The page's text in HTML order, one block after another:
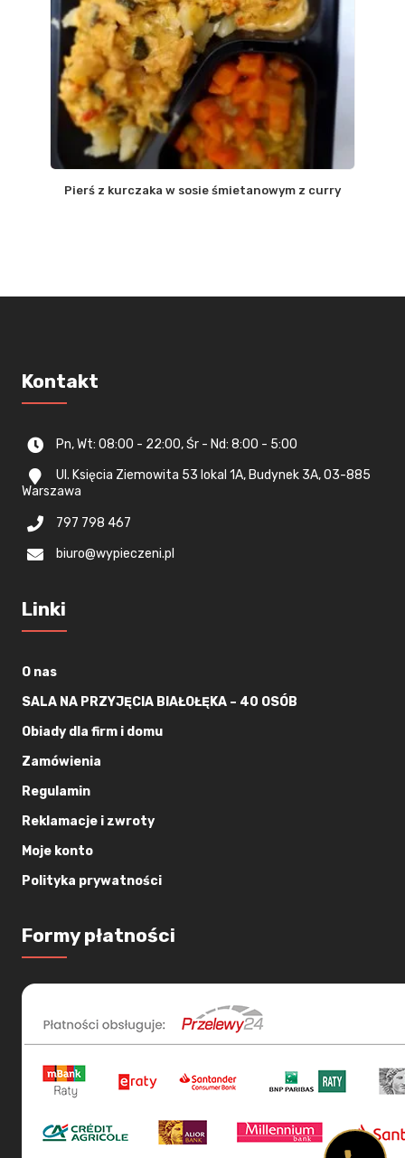
Pierś z kurczaka w sosie śmietanowym z curry
Kontakt
Pn, Wt: 08:00 - 22:00, Śr - Nd: 8:00 - 5:00
Ul. Księcia Ziemowita 53 lokal 1A, Budynek 3A, 03-885
Warszawa
797 798 467
biuro@wypieczeni.pl
Linki
O nas
SALA NA PRZYJĘCIA BIAŁOŁĘKA – 40 OSÓB
Obiady dla firm i domu
Zamówienia
Regulamin
Reklamacje i zwroty
Moje konto
Polityka prywatności
Formy płatności